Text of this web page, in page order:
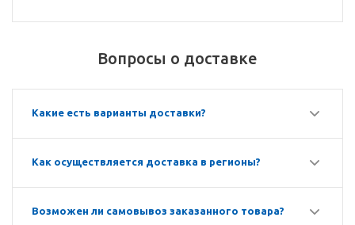
Вопросы о доставке
Какие есть варианты доставки?
Как осуществляется доставка в регионы?
Возможен ли самовывоз заказанного товара?